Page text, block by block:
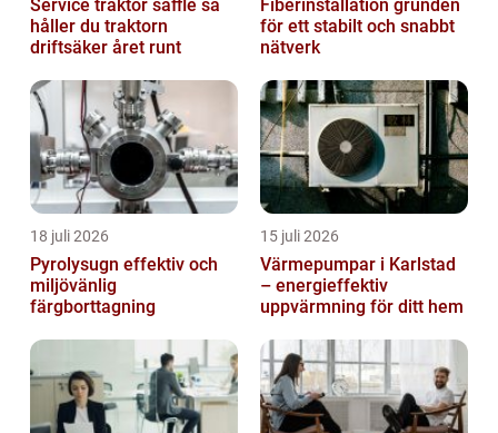
Service traktor säffle så
håller du traktorn
driftsäker året runt
Fiberinstallation grunden
för ett stabilt och snabbt
nätverk
18 juli 2026
Pyrolysugn effektiv och
miljövänlig
färgborttagning
15 juli 2026
Värmepumpar i Karlstad
– energieffektiv
uppvärmning för ditt hem